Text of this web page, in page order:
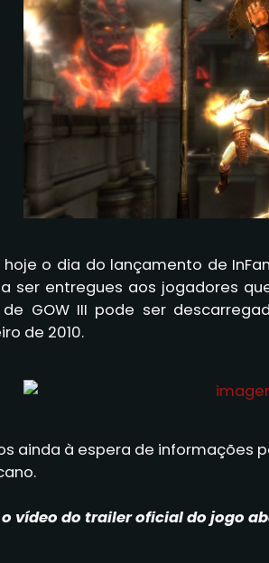
hoje o dia do lançamento de
ser entregues aos jogadores
GOW III pode ser
de 2010.
ainda à espera de informações
o vídeo do trailer oficial do jogo